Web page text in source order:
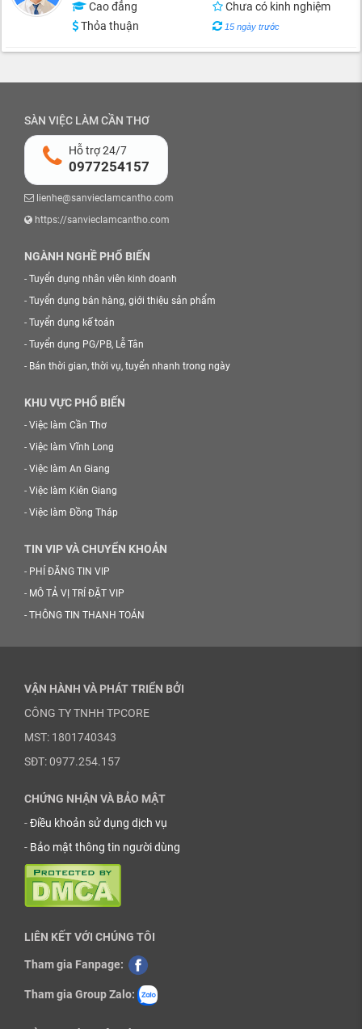
Cao đẳng
Chưa có kinh nghiệm
Thỏa thuận
15 ngày trước
SÀN VIỆC LÀM CẦN THƠ
Hỗ trợ 24/7
0977254157
lienhe@sanvieclamcantho.com
https://sanvieclamcantho.com
NGÀNH NGHỀ PHỔ BIẾN
- Tuyển dụng nhân viên kinh doanh
- Tuyển dụng bán hàng, giới thiệu sản phẩm
- Tuyển dụng kế toán
- Tuyển dụng PG/PB, Lễ Tân
- Bán thời gian, thời vụ, tuyển nhanh trong ngày
KHU VỰC PHỔ BIẾN
- Việc làm Cần Thơ
- Việc làm Vĩnh Long
- Việc làm An Giang
- Việc làm Kiên Giang
- Việc làm Đồng Tháp
TIN VIP VÀ CHUYỂN KHOẢN
- PHÍ ĐĂNG TIN VIP
- MÔ TẢ VỊ TRÍ ĐẶT VIP
- THÔNG TIN THANH TOÁN
VẬN HÀNH VÀ PHÁT TRIỂN BỞI
CÔNG TY TNHH TPCORE
MST: 1801740343
SĐT: 0977.254.157
CHỨNG NHẬN VÀ BẢO MẬT
-Điều khoản sử dụng dịch vụ
- Bảo mật thông tin người dùng
LIÊN KẾT VỚI CHÚNG TÔI
Tham gia Fanpage:
Tham gia Group Zalo: